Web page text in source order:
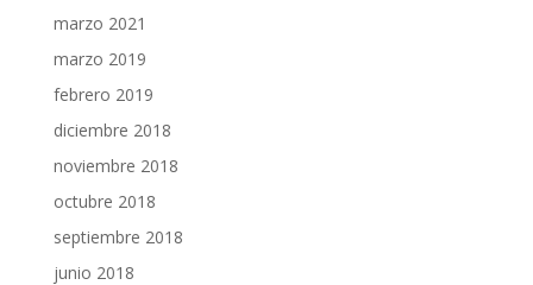
marzo 2021
marzo 2019
febrero 2019
diciembre 2018
noviembre 2018
octubre 2018
septiembre 2018
junio 2018